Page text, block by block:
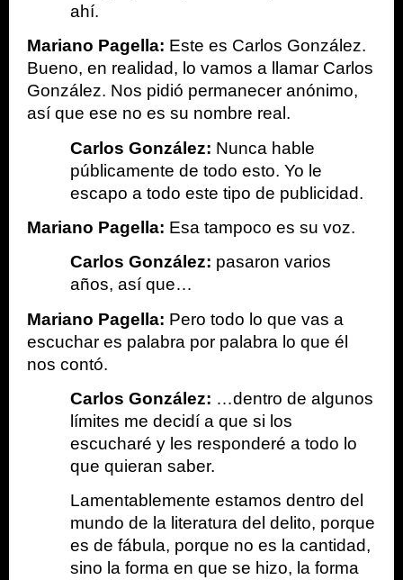
ahí.
Mariano Pagella: Este es Carlos González.
Bueno, en realidad, lo vamos a llamar Carlos
González. Nos pidió permanecer anónimo,
así que ese no es su nombre real.
Carlos González: Nunca hable
públicamente de todo esto. Yo le
escapo a todo este tipo de publicidad.
Mariano Pagella: Esa tampoco es su voz.
Carlos González: pasaron varios
años, así que…
Mariano Pagella: Pero todo lo que vas a
escuchar es palabra por palabra lo que él
nos contó.
Carlos González: …dentro de algunos
límites me decidí a que si los
escucharé y les responderé a todo lo
que quieran saber.
Lamentablemente estamos dentro del
mundo de la literatura del delito, porque
es de fábula, porque no es la cantidad,
sino la forma en que se hizo, la forma